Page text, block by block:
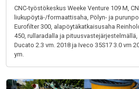
CNC-työstökeskus Weeke Venture 109 M,
liukupöytä-/formaattisaha, Pölyn- ja
Eurofilter 300, alapöytäkatkaisusaha
450, rullaradalla ja
Ducato 2.3 vm. 2018 ja Iveco 35S17 3.0 vm
ym.